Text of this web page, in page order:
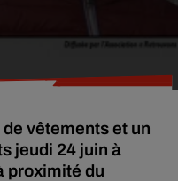
vêtements et un
jeudi 24 juin à
proximité du